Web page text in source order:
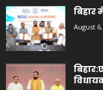
बिहार
August